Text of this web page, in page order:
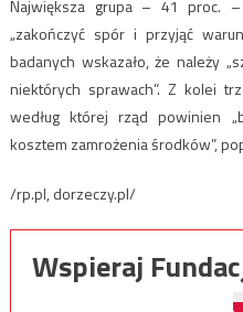
Największa grupa – 41 proc.
„zakończyć spór i przyjąć
badanych wskazało, że należy
niektórych sprawach”. Z kolei
według której rząd powinien
kosztem zamrożenia środków”,
/rp.pl, dorzeczy.pl/
Wspieraj